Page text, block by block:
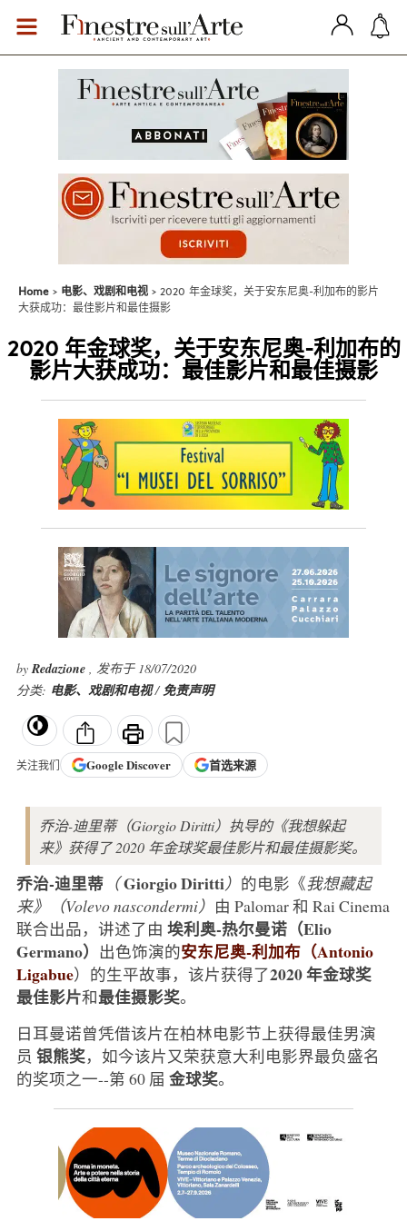
Home 电影、戏剧和电视
2020 年金球奖，关于安东尼奥-利加布的影片
大获成功：最佳影片和最佳摄影
2020 年金球奖，关于安东尼奥-利加布的
影片大获成功：最佳影片和最佳摄影
byRedazione , 发布于 18/07/2020
分类: 电影、戏剧和电视/免责声明
关注我们 GoogleDiscover 首选来源
乔治-迪里蒂（Giorgio Diritti）执导的《我想躲起
来》获得了 2020 年金球奖最佳影片和最佳摄影奖。
乔治-迪里蒂（Giorgio Diritti） 的电影《我想藏起
来》（Volevo nascondermi） 由 Palomar 和 Rai Cinema
联合出品，讲述了由 埃利奥-热尔曼诺（Elio
Germano） 出色饰演的安东尼奥-利加布（Antonio
Ligabue）的生平故事，该片获得了2020 年金球奖
最佳影片和最佳摄影奖。
日耳曼诺曾凭借该片在柏林电影节上获得最佳男演
员 银熊奖，如今该片又荣获意大利电影界最负盛名
的奖项之一--第 60 届 金球奖。